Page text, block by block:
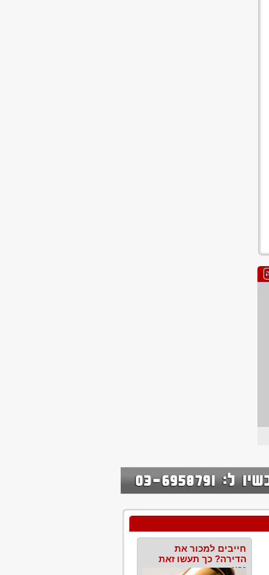
חייבים למכור את
הדירה? כך תעשו זאת
נכון